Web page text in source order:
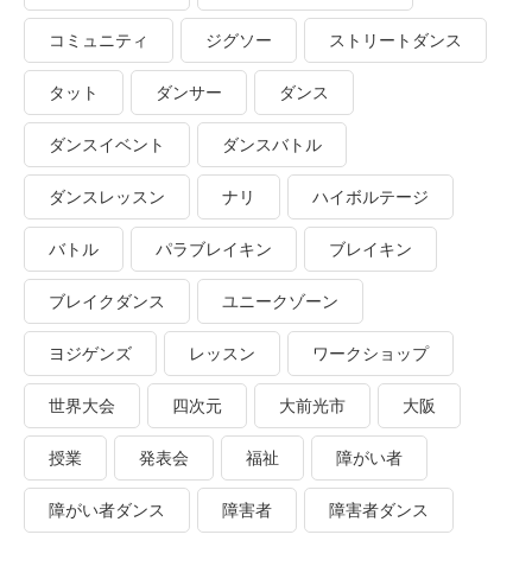
コミュニティ ジグソー ストリートダンス
タット ダンサー ダンス
ダンスイベント ダンスバトル
ダンスレッスン ナリ ハイボルテージ
バトル パラブレイキン ブレイキン
ブレイクダンス ユニークゾーン
ヨジゲンズ レッスン ワークショップ
世界大会 四次元 大前光市 大阪
授業 発表会 福祉 障がい者
障がい者ダンス 障害者 障害者ダンス